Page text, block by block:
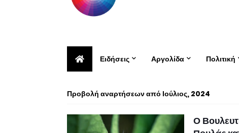
Ειδήσεις Αργολίδα Πολιτική
Προβολή αναρτήσεων από Ιούλιος, 2024
Ο